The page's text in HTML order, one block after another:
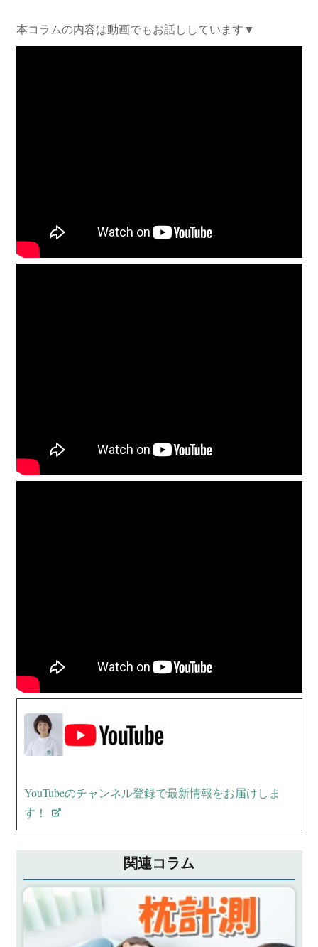
本コラムの内容は動画でもお話ししています▼
YouTubeのチャンネル登録で最新情報をお届けしま
す！
関連コラム